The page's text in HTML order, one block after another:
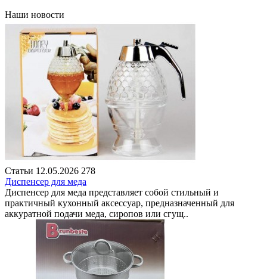
Наши новости
Статьи 12.05.2026 278
Диспенсер для меда
Диспенсер для меда представляет собой стильный и
практичный кухонный аксессуар, предназначенный для
аккуратной подачи меда, сиропов или сгущ..